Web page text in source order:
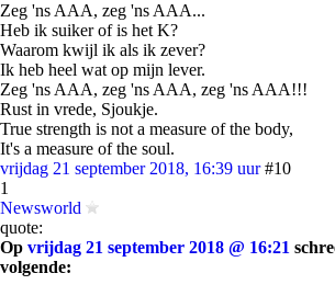
Zeg 'ns AAA, zeg 'ns AAA...
Heb ik suiker of is het K?
Waarom kwijl ik als ik zever?
Ik heb heel wat op mijn lever.
Zeg 'ns AAA, zeg 'ns AAA, zeg 'ns AAA!!!
Rust in vrede, Sjoukje.
True strength is not a measure of the body,
It's a measure of the soul.
vrijdag 21 september 2018, 16:39 uur #10
1
Newsworld
quote:
Op vrijdag 21 september 2018 @ 16:21
volgende: